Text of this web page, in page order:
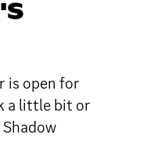
is open for
a little bit or